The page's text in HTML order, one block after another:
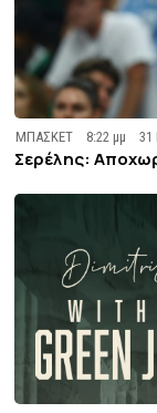
ΜΠΑΣΚΕΤ 8:22 μμ 31
Σερέλης: